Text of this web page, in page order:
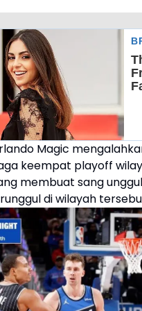
Magic
keempat playoff
membuat sang
di wilayah